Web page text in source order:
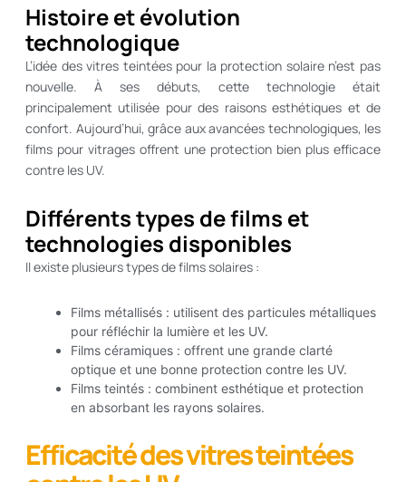
Histoire et évolution
technologique
L’idée des vitres teintées pour la protection solaire n’est pas
nouvelle. À ses débuts, cette technologie était
principalement utilisée pour des raisons esthétiques et de
confort. Aujourd’hui, grâce aux avancées technologiques, les
films pour vitrages offrent une protection bien plus efficace
contre les UV.
Différents types de films et
technologies disponibles
Il existe plusieurs types de films solaires :
Films métallisés : utilisent des particules métalliques
pour réfléchir la lumière et les UV.
Films céramiques : offrent une grande clarté
optique et une bonne protection contre les UV.
Films teintés : combinent esthétique et protection
en absorbant les rayons solaires.
Efficacité des vitres teintées